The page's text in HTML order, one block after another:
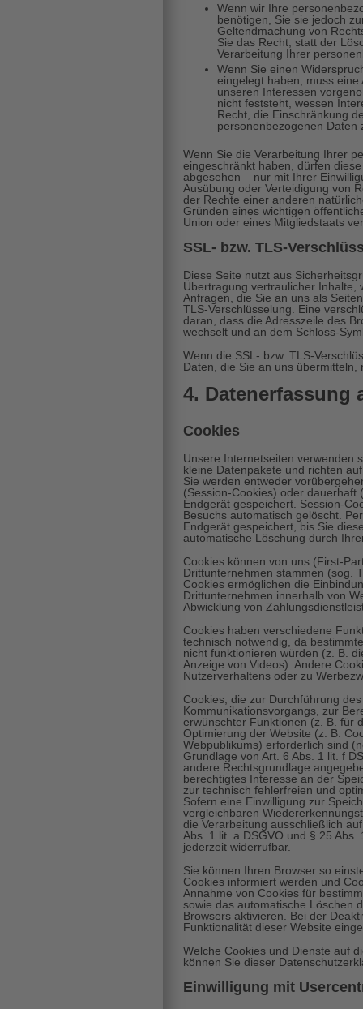
Wenn wir Ihre
benötigen, Sie sie jedoch
Geltendmachung von
Sie das Recht, statt der
Verarbeitung Ihrer
Wenn Sie einen
eingelegt haben, muss
unseren Interessen
nicht feststeht, wessen
Recht, die Einschränkung
personenbezogenen Daten
Wenn Sie die Verarbeitung Ihrer
eingeschränkt haben, dürfen
abgesehen – nur mit Ihrer
Ausübung oder Verteidigung von
der Rechte einer anderen
Gründen eines wichtigen
Union oder eines Mitgliedstaats
SSL- bzw. TLS-
Diese Seite nutzt aus
Übertragung vertraulicher Inhalte,
Anfragen, die Sie an uns als
TLS-Verschlüsselung. Eine
daran, dass die Adresszeile des
wechselt und an dem Schloss-
Wenn die SSL- bzw. TLS-
Daten, die Sie an uns
4. Datenerfassung
Cookies
Unsere Internetseiten verwenden
kleine Datenpakete und richten
Sie werden entweder
(Session-Cookies) oder
Endgerät gespeichert. Session-
Besuchs automatisch gelöscht.
Endgerät gespeichert, bis Sie
automatische Löschung durch
Cookies können von uns (First-
Drittunternehmen stammen (sog.
Cookies ermöglichen die
Drittunternehmen innerhalb von
Abwicklung von
Cookies haben verschiedene
technisch notwendig, da
nicht funktionieren würden (z. B.
Anzeige von Videos). Andere
Nutzerverhaltens oder zu
Cookies, die zur Durchführung
Kommunikationsvorgangs, zur
erwünschter Funktionen (z. B. für
Optimierung der Website (z. B.
Webpublikums) erforderlich sind
Grundlage von Art. 6 Abs. 1 lit. f
andere Rechtsgrundlage
berechtigtes Interesse an der
zur technisch fehlerfreien und
Sofern eine Einwilligung zur
vergleichbaren
die Verarbeitung ausschließlich
Abs. 1 lit. a DSGVO und § 25
jederzeit widerrufbar.
Sie können Ihren Browser so
Cookies informiert werden und
Annahme von Cookies für
sowie das automatische Löschen
Browsers aktivieren. Bei der
Funktionalität dieser Website
Welche Cookies und Dienste auf
können Sie dieser
Einwilligung mit